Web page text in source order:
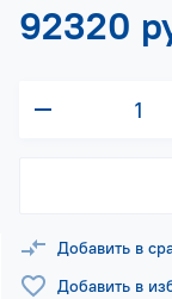
92320
Добавить в
Добавить в